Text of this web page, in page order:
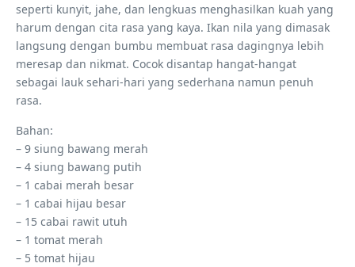
seperti kunyit, jahe, dan lengkuas menghasilkan kuah yang
harum dengan cita rasa yang kaya. Ikan nila yang dimasak
langsung dengan bumbu membuat rasa dagingnya lebih
meresap dan nikmat. Cocok disantap hangat-hangat
sebagai lauk sehari-hari yang sederhana namun penuh
rasa.
Bahan:
– 9 siung bawang merah
– 4 siung bawang putih
– 1 cabai merah besar
– 1 cabai hijau besar
– 15 cabai rawit utuh
– 1 tomat merah
– 5 tomat hijau